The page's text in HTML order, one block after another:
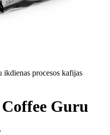
ikdienas procesos kafijas
Guru